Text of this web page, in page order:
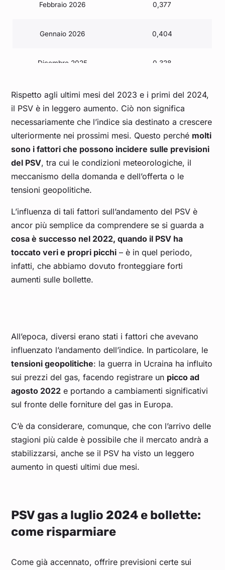
Febbraio 2026 0,377
Gennaio 2026 0,404
Dicembre 2025 0,328
Novembre 2025 0,349
Ottobre 2025 0,354
Settembre 2025 0,373
Agosto 2025 0,381
Luglio 2025 0,393
Giugno 2025 0,419
Maggio 2025 0,403
Febbraio 2025 0,566
Gennaio 2025 0,534
Novembre 2024 0,483
Ottobre 2024
Agosto 2024
Luglio 2024 0,379
Rispetto agli ultimi mesi del 2023 e i primi del 2024,
il PSV è in leggero aumento. Ciò non significa
necessariamente che l’indice sia destinato a crescere
ulteriormente nei prossimi mesi. Questo perché molti
sono i fattori che possono incidere sulle previsioni
del PSV, tra cui le condizioni meteorologiche, il
meccanismo della domanda e dell’offerta o le
tensioni geopolitiche.
L’influenza di tali fattori sull’andamento del PSV è
ancor più semplice da comprendere se si guarda a
cosa è successo nel 2022, quando il PSV ha
toccato veri e propri picchi – è in quel periodo,
infatti, che abbiamo dovuto fronteggiare forti
aumenti sulle bollette.
All’epoca, diversi erano stati i fattori che avevano
influenzato l’andamento dell’indice. In particolare, le
tensioni geopolitiche: la guerra in Ucraina ha influito
sui prezzi del gas, facendo registrare un picco ad
agosto 2022 e portando a cambiamenti significativi
sul fronte delle forniture del gas in Europa.
C’è da considerare, comunque, che con l’arrivo delle
stagioni più calde è possibile che il mercato andrà a
stabilizzarsi, anche se il PSV ha visto un leggero
aumento in questi ultimi due mesi.
PSV gas a luglio 2024 e bollette:
come risparmiare
Come già accennato, offrire previsioni certe sui